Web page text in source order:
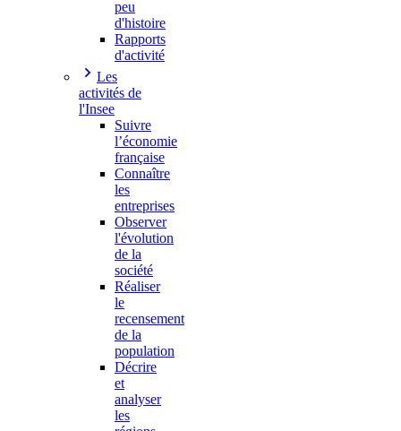
peu
d'histoire
Rapports
d'activité
Les
activités de
l'Insee
Suivre
l’économie
française
Connaître
les
entreprises
Observer
l'évolution
de la
société
Réaliser
le
recensement
de la
population
Décrire
et
analyser
les